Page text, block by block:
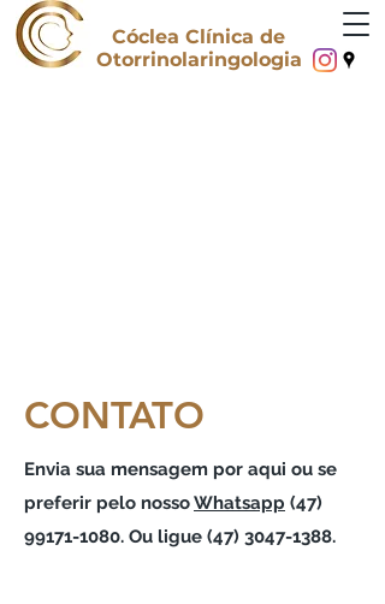
Cóclea Clínica de
Otorrinolaringologia
CONTATO
Envia sua mensagem por aqui ou se
preferir pelo nossoWhatsapp (47)
99171-1080. Ou ligue (47) 3047-1388.